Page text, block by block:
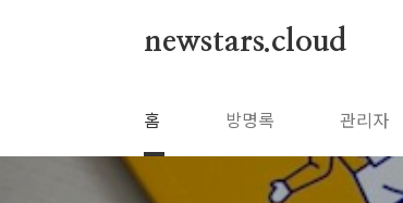
newstars.cloud
홈 방명록 관리자